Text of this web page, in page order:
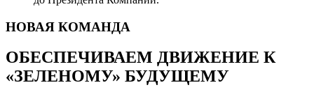
НОВАЯ КОМАНДА
ОБЕСПЕЧИВАЕМ ДВИЖЕНИЕ К
«ЗЕЛЕНОМУ» БУДУЩЕМУ